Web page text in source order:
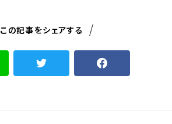
この記事をシェアする